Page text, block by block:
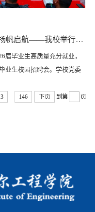
搭建精准对接平台，助力学子扬帆启航——我校举行2026届毕业生校园招聘会
届毕业生高质量充分就业，
业生校园招聘会。学校党委
、辅导员及2000余名毕业
静主持。此次招聘会由我校
... 146 下页 到第
页